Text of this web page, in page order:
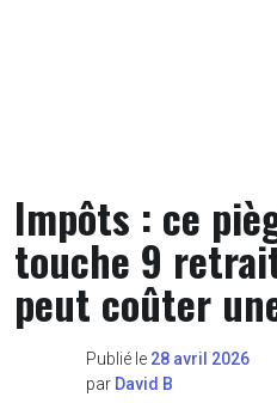
Impôts : ce
touche 9
peut coûter
Publié le 28 avril 2026
par David B